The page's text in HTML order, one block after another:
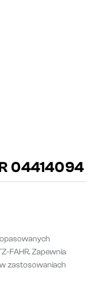
04414094
FAHR. Zapewnia
zastosowaniach